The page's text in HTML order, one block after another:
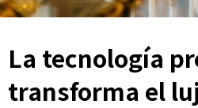
La tecnología
transforma el